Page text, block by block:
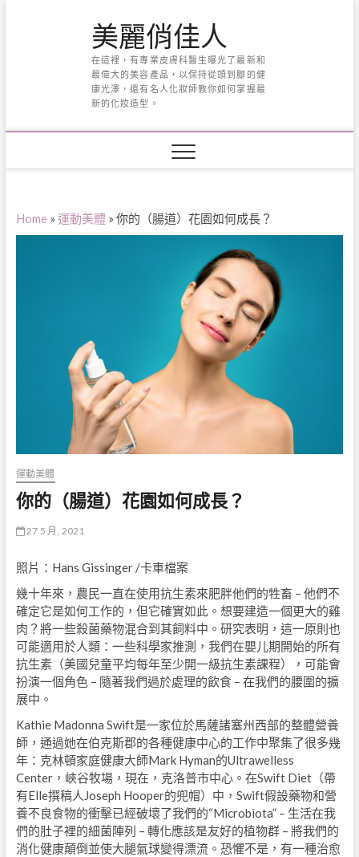
美麗俏佳人
在這裡，有專業皮膚科醫生曝光了最新和
最偉大的美容產品，以保持從頭到腳的健
康光澤，還有名人化妝師教你如何掌握最
新的化妝造型。
Home » 運動美體 » 你的（腸道）花園如何成長？
運動美體
你的（腸道）花園如何成長？
27 5 月, 2021
照片：Hans Gissinger /卡車檔案
幾十年來，農民一直在使用抗生素來肥胖他們的牲畜 – 他們不
確定它是如何工作的，但它確實如此。想要建造一個更大的雞
肉？將一些殺菌藥物混合到其飼料中。研究表明，這一原則也
可能適用於人類：一些科學家推測，我們在嬰儿期開始的所有
抗生素（美國兒童平均每年至少開一級抗生素課程），可能會
扮演一個角色 – 隨著我們過於處理的飲食 – 在我們的腰圍的擴
展中。
Kathie Madonna Swift是一家位於馬薩諸塞州西部的整體營養
師，通過她在伯克斯郡的各種健康中心的工作中聚集了很多幾
年：克林頓家庭健康大師Mark Hyman的Ultrawelless
Center，峽谷牧場，現在，克洛普市中心。在Swift Diet（帶
有Elle撰稿人Joseph Hooper的兜帽）中，Swift假設藥物和營
養不良食物的衝擊已經破壞了我們的“Microbiota” – 生活在我
們的肚子裡的細菌陣列 – 轉化應該是友好的植物群 – 將我們的
消化健康顛倒並使大腿氣球變得漂流。恐懼不是，有一種治愈